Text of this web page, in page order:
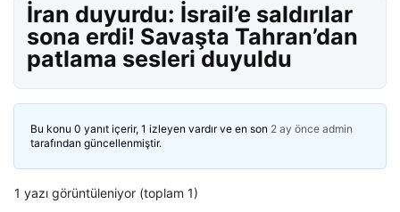
İran duyurdu: İsrail’e saldırılar
sona erdi! Savaşta Tahran’dan
patlama sesleri duyuldu
Bu konu 0 yanıt içerir, 1 izleyen vardır ve en son 2 ay önce admin
tarafından güncellenmiştir.
1 yazı görüntüleniyor (toplam 1)